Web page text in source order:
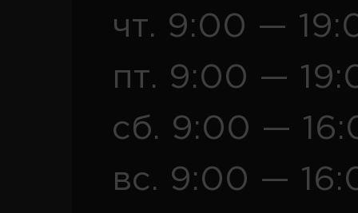
чт. 9:00 —
пт. 9:00 —
сб. 9:00 —
вс. 9:00 —